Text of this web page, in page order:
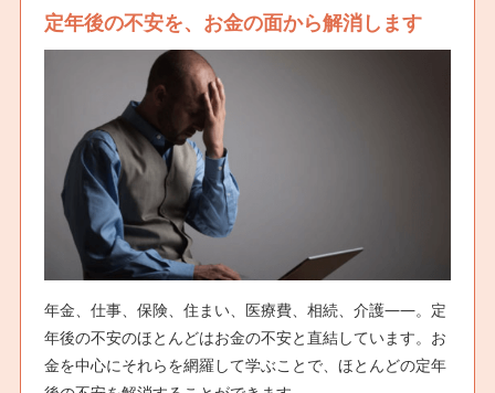
定年後の不安を、お金の面から解消します
年金、仕事、保険、住まい、医療費、相続、介護――。定
年後の不安のほとんどはお金の不安と直結しています。お
金を中心にそれらを網羅して学ぶことで、ほとんどの定年